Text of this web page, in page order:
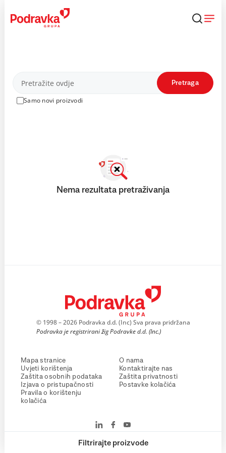
content
Proizvodi
Samo novi proizvodi
Pretraga
Filtrirajte proizvode
Nema rezultata pretraživanja
© 1998 – 2026 Podravka d.d. (Inc) Sva prava pridržana
Podravka je registrirani žig Podravke d.d. (Inc.)
Mapa stranice
Uvjeti korištenja
Zaštita osobnih podataka
Izjava o pristupačnosti
Pravila o korištenju
kolačića
O nama
Kontaktirajte nas
Zaštita privatnosti
Postavke kolačića